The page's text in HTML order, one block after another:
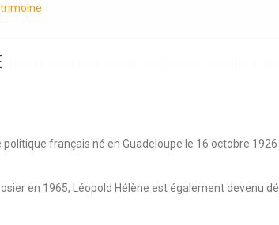
français né en Guadeloupe le 16 octobre
en 1965, Léopold Hélène est également devenu